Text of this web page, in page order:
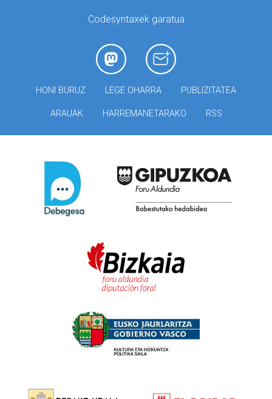
Codesyntaxek garatua
HONI BURUZ LEGE OHARRA PUBLIZITATEA
ARAUAK HARREMANETARAKO RSS